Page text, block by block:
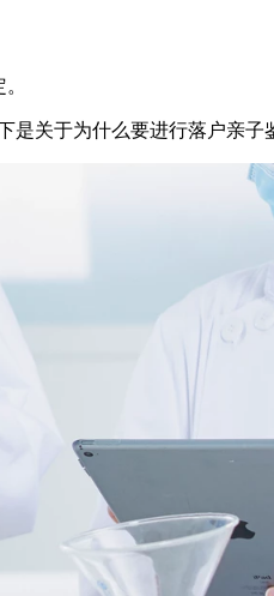
关于为什么要进行落户亲子